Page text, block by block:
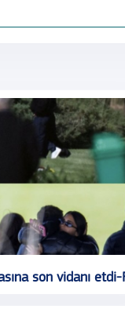
son vidanı etdi-